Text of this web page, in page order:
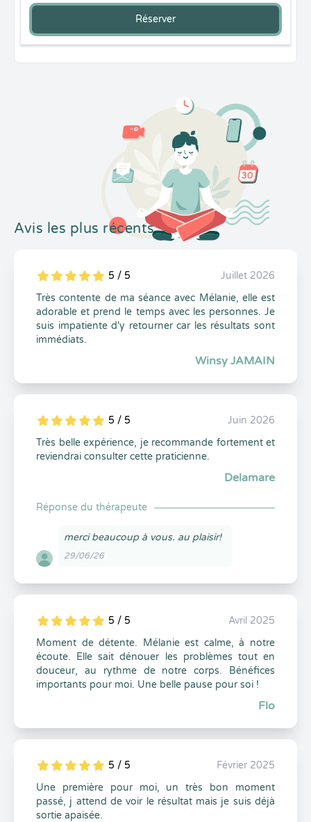
Réserver
Avis les plus récents
5
1
5
0 5 / 5
Juillet 2026
Très contente de ma séance avec Mélanie, elle est
adorable et prend le temps avec les personnes. Je
suis impatiente d'y retourner car les résultats sont
immédiats.
Winsy JAMAIN
5
1
5
0 5 / 5
Juin 2026
Très belle expérience, je recommande fortement et
reviendrai consulter cette praticienne.
Delamare
Réponse du thérapeute
merci beaucoup à vous. au plaisir!
29/06/26
5
1
5
0 5 / 5
Avril 2025
Moment de détente. Mélanie est calme, à notre
écoute. Elle sait dénouer les problèmes tout en
douceur, au rythme de notre corps. Bénéfices
importants pour moi. Une belle pause pour soi !
Flo
5
1
5
0 5 / 5
Février 2025
Une première pour moi, un très bon moment
passé, j attend de voir le résultat mais je suis déjà
sortie apaisée.